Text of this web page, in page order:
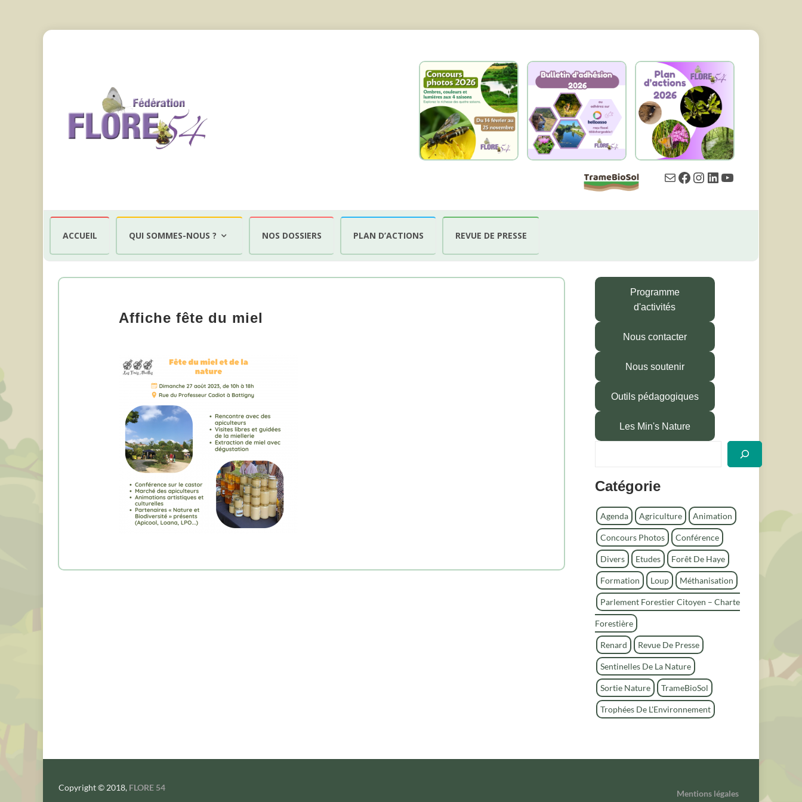
Aller
ACCUEIL QUI SOMMES-NOUS ? NOS DOSSIERS PLAN D’ACTIONS REVUE DE PRESSE
Affiche fête du miel
Programme
d'activités
Nous contacter
Nous soutenir
Outils pédagogiques
Les Min's Nature
h
r
c
e
r
Catégorie
Agenda Agriculture Animation
Concours Photos Conférence
Divers Etudes Forêt De Haye
Formation Loup Méthanisation
Parlement Forestier Citoyen – Charte
Forestière
Renard Revue De Presse
Sentinelles De La Nature
Sortie Nature TrameBioSol
Trophées De L'Environnement
Copyright © 2018, FLORE 54
Mentions légales